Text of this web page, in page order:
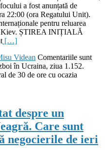
a fost anunțată de
22:00 (ora Regatului Unit).
pentru reluarea
Kiev. ȘTIREA INIȚIALĂ
[…]
Videan Comentariile sunt
în Ucraina, ziua 1.152.
de 30 de ore cu ocazia
despre un
Care sunt
negocierile de ieri